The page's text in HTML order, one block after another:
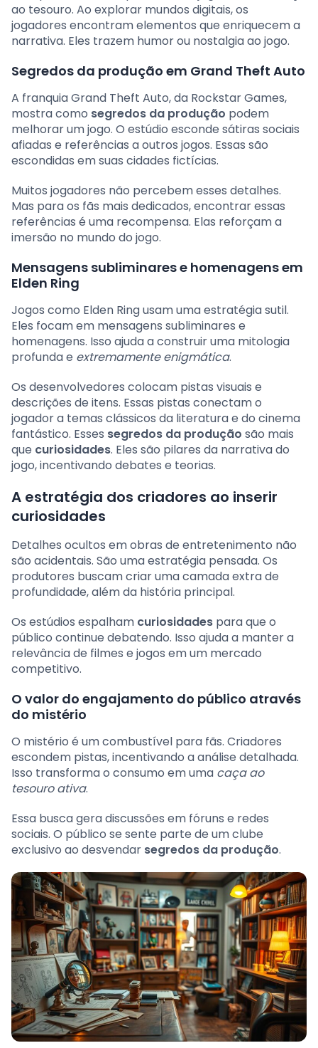
ao tesouro. Ao explorar mundos digitais, os
jogadores encontram elementos que enriquecem a
narrativa. Eles trazem humor ou nostalgia ao jogo.
Segredos da produção em Grand Theft Auto
A franquia Grand Theft Auto, da Rockstar Games,
mostra como segredos da produção podem
melhorar um jogo. O estúdio esconde sátiras sociais
afiadas e referências a outros jogos. Essas são
escondidas em suas cidades fictícias.
Muitos jogadores não percebem esses detalhes.
Mas para os fãs mais dedicados, encontrar essas
referências é uma recompensa. Elas reforçam a
imersão no mundo do jogo.
Mensagens subliminares e homenagens em
Elden Ring
Jogos como Elden Ring usam uma estratégia sutil.
Eles focam em mensagens subliminares e
homenagens. Isso ajuda a construir uma mitologia
profunda e extremamente enigmática.
Os desenvolvedores colocam pistas visuais e
descrições de itens. Essas pistas conectam o
jogador a temas clássicos da literatura e do cinema
fantástico. Esses segredos da produção são mais
que curiosidades. Eles são pilares da narrativa do
jogo, incentivando debates e teorias.
A estratégia dos criadores ao inserir
curiosidades
Detalhes ocultos em obras de entretenimento não
são acidentais. São uma estratégia pensada. Os
produtores buscam criar uma camada extra de
profundidade, além da história principal.
Os estúdios espalham curiosidades para que o
público continue debatendo. Isso ajuda a manter a
relevância de filmes e jogos em um mercado
competitivo.
O valor do engajamento do público através
do mistério
O mistério é um combustível para fãs. Criadores
escondem pistas, incentivando a análise detalhada.
Isso transforma o consumo em uma caça ao
tesouro ativa.
Essa busca gera discussões em fóruns e redes
sociais. O público se sente parte de um clube
exclusivo ao desvendar segredos da produção.